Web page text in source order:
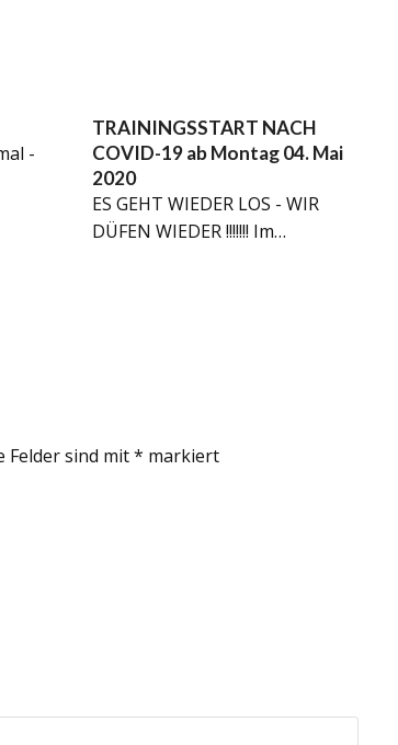
-
TRAININGSSTART NACH
COVID-19 ab Montag 04. Mai
2020
ES GEHT WIEDER LOS - WIR
DÜFEN WIEDER !!!!!!! Im…
Felder sind mit* markiert